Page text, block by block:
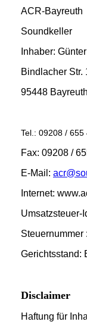
ACR-Bayreuth
Soundkeller
Inhaber:
Bindlacher Str.
95448 Bayreuth
Tel.: 09208 / 655
Fax: 09208 /
E-Mail:
Internet:
Umsatzsteuer-
Steuernummer
Gerichtsstand:
Disclaimer
Haftung für